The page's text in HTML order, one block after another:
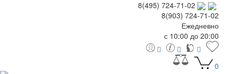
8(495) 724-71-02
8(903) 724-71-02
Ежедневно
с 10:00 до 20:00
0